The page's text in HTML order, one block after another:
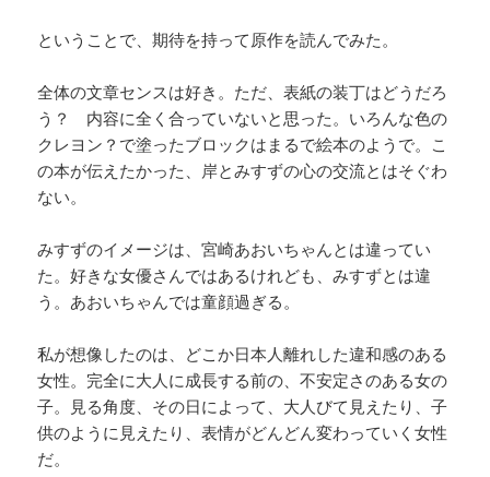
ということで、期待を持って原作を読んでみた。
全体の文章センスは好き。ただ、表紙の装丁はどうだろ
う？ 内容に全く合っていないと思った。いろんな色の
クレヨン？で塗ったブロックはまるで絵本のようで。こ
の本が伝えたかった、岸とみすずの心の交流とはそぐわ
ない。
みすずのイメージは、宮崎あおいちゃんとは違ってい
た。好きな女優さんではあるけれども、みすずとは違
う。あおいちゃんでは童顔過ぎる。
私が想像したのは、どこか日本人離れした違和感のある
女性。完全に大人に成長する前の、不安定さのある女の
子。見る角度、その日によって、大人びて見えたり、子
供のように見えたり、表情がどんどん変わっていく女性
だ。